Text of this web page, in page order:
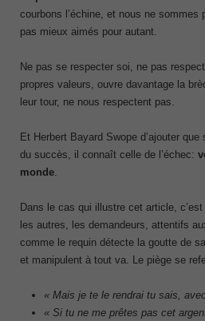
courbons l’échine, et nous ne sommes
pas mieux aimés pour autant.
Ne pas se respecter soi, ne pas
propres valeurs, ouvre davantage la
leur tour, ne nous respectent pas.
Et Herbert Bayard Swope d’ajouter
du succès, il connaît celle de l’échec:
monde
Dans le cas qui illustre cet article, c’est
les autres, les demandeurs, attentifs
comme le requin détecte la goutte de
et manipulent à tout va. Le piège se
« Mais je te le rendrai tu sais,
« Si tu ne me prêtes pas cet